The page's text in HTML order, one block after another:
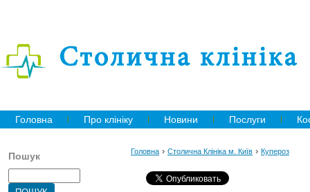
Головна Про клініку Новини Послуги
Пошук Головна › Столична Клініка м. Київ › Купероз